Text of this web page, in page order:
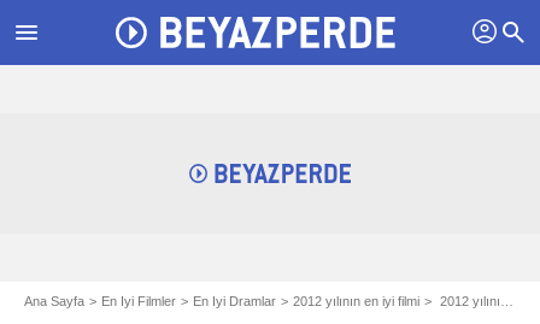
menu profil search
Ana Sayfa En Iyi Filmler En Iyi Dramlar 2012 yılının en iyi filmi 2012 yılının en iyi dramlar